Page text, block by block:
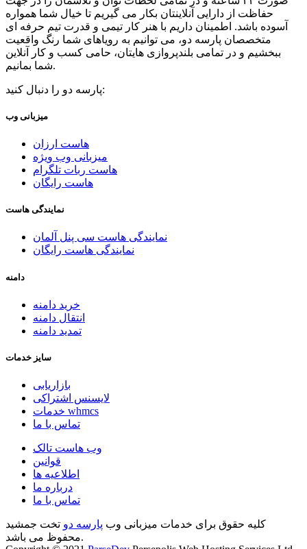
حفاظت از دارایی آنلاینتان بکار می گیریم تا خیال شما همواره
آسوده باشد. اطمینان داریم با هنر کار تیمی و قدرت تیم حرفه ای
متخصصان پارسه دو، می توانیم به رویاهای شما رنگ واقعیت
ببخشیم و در تمامی بلندپروازی هایتان، حامی کسب و کار آنلاین
شما بمانیم.
پارسه دو را دنبال کنید:
میزبانی وب
هاست ارزان
میزبانی وب ویژه
هاست ربات تلگرام
هاست رایگان
نمایندگی هاست
نمایندگی هاست سی پنل آلمان
نمایندگی هاست رایگان
دامنه
خرید دامنه
انتقال دامنه
تمدید دامنه
سایز خدمات
بازاریابی
لایسنس اشتراکی
خدمات whmcs
تماس با ما
وب هاست تالک
قوانین
اطلاعیه ها
درباره ما
تماس با ما
کلیه حقوق برای خدمات میزبانی وب پارسه دو تخت جمشید
محفوظ می باشد.